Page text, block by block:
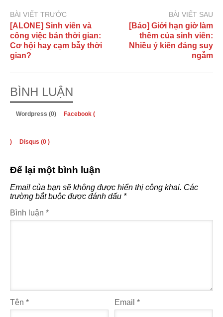
BÀI VIẾT TRƯỚC
[ALONE] Sinh viên và
công việc bán thời gian:
Cơ hội hay cạm bẫy thời
gian?
BÀI VIẾT SAU
[Báo] Giới hạn giờ làm
thêm của sinh viên:
Nhiều ý kiến đáng suy
ngẫm
BÌNH LUẬN
Wordpress (0) Facebook (
) Disqus (0 )
Để lại một bình luận
Email của bạn sẽ không được hiển thị công khai. Các
trường bắt buộc được đánh dấu *
Bình luận *
Tên * Email*